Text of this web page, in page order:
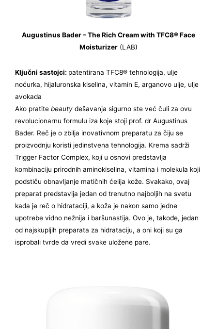
Augustinus Bader – The Rich Cream with TFC8® Face
Moisturizer (LAB)
Ključni sastojci: patentirana TFC8® tehnologija, ulje
noćurka, hijaluronska kiselina, vitamin E, arganovo ulje, ulje
avokada
Ako pratite beauty dešavanja sigurno ste već čuli za ovu
revolucionarnu formulu iza koje stoji prof. dr Augustinus
Bader. Reč je o zbilja inovativnom preparatu za čiju se
proizvodnju koristi jedinstvena tehnologija. Krema sadrži
Trigger Factor Complex, koji u osnovi predstavlja
kombinaciju prirodnih aminokiselina, vitamina i molekula koji
podstiču obnavljanje matičnih ćelija kože. Svakako, ovaj
preparat predstavlja jedan od trenutno najboljih na svetu
kada je reč o hidrataciji, a koža je nakon samo jedne
upotrebe vidno nežnija i baršunastija. Ovo je, takođe, jedan
od najskupljih preparata za hidrataciju, a oni koji su ga
isprobali tvrde da vredi svake uložene pare.